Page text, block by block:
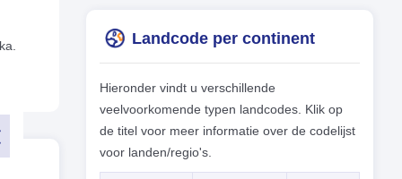
Landcode per continent
Hieronder vindt u verschillende
veelvoorkomende typen landcodes. Klik op
de titel voor meer informatie over de codelijst
voor landen/regio's.